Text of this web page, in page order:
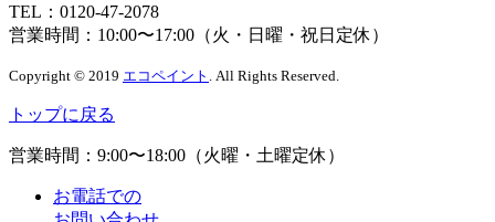
TEL： 0120-47-2078
営業時間： 10:00〜17:00（火・日曜・祝日定休）
Copyright © 2019 エコペイント . All Rights Reserved.
トップに戻る
営業時間： 9:00〜18:00（火曜・土曜定休）
お電話での